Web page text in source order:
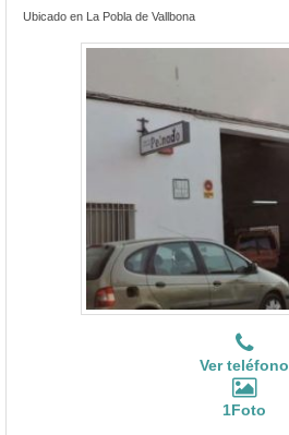
Ubicado en La Pobla de Vallbona
Ver teléfono
1Foto